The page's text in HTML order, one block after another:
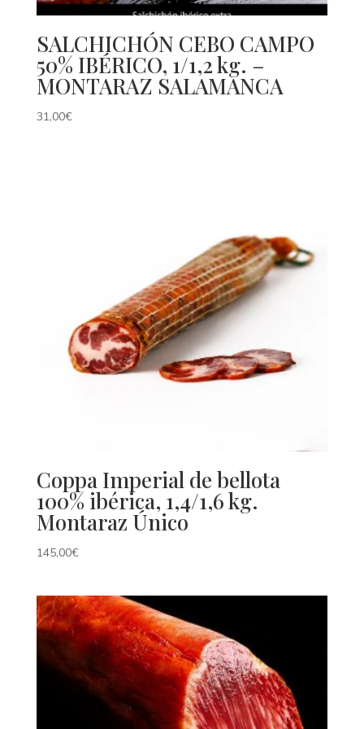
SALCHICHÓN CEBO CAMPO
50% IBÉRICO, 1/1,2 kg. –
MONTARAZ SALAMANCA
31,00€
Coppa Imperial de bellota
100% ibérica, 1,4/1,6 kg.
Montaraz Único
145,00€